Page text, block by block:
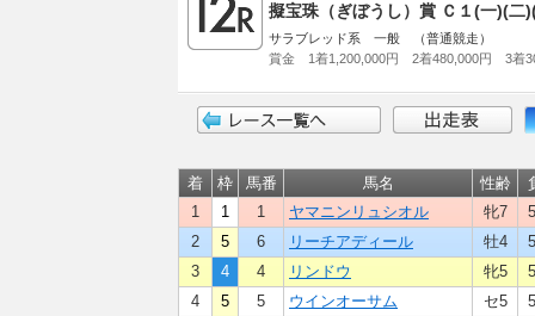
擬宝珠（ぎぼうし）賞 Ｃ１(一)(
サラブレッド系 一般 （普通競走）
賞金 1着1,200,000円 2着480,000円 3着
着 枠 馬番 馬名 性齢
1
1 1 ヤマニンリュシオル 牝7
2
5 6 リーチアディール 牡4
3
4 4 リンドウ 牝5
4
5 5 ウインオーサム セ5